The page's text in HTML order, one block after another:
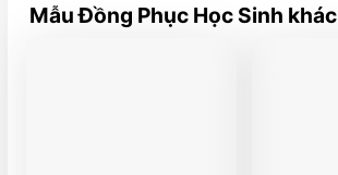
Mẫu Đồng Phục Học Sinh khác